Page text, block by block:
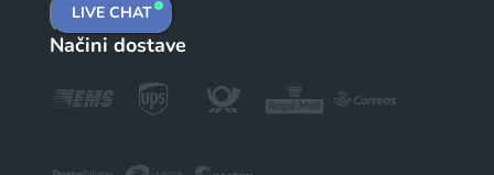
LIVE CHAT
Načini dostave